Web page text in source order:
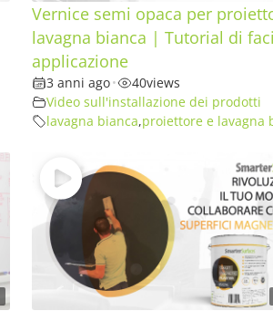
Vernice semi opaca per
lavagna bianca | Tutorial di
applicazione
3 anni ago• 40views
Video sull'installazione dei prodotti
lavagna bianca,proiettore e lavagna